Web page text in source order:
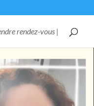
rendez-vous |